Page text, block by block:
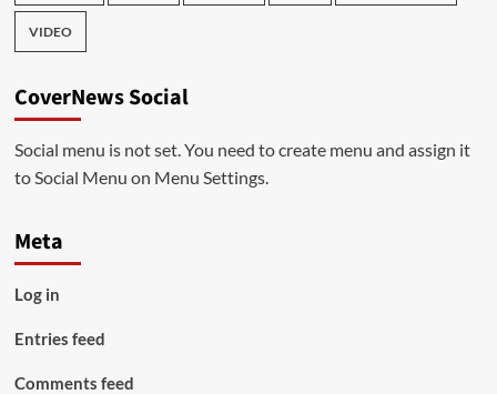
VIDEO
CoverNews Social
Social menu is not set. You need to create menu and assign it
to Social Menu on Menu Settings.
Meta
Log in
Entries feed
Comments feed